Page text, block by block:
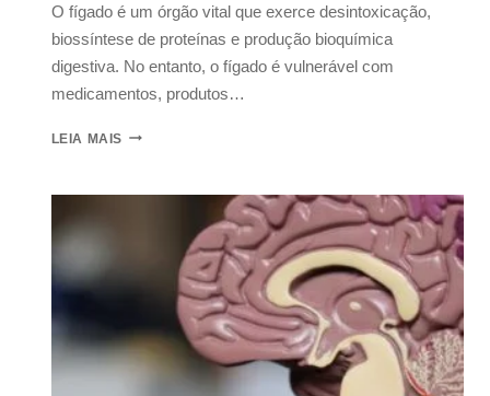
O fígado é um órgão vital que exerce desintoxicação,
biossíntese de proteínas e produção bioquímica
digestiva. No entanto, o fígado é vulnerável com
medicamentos, produtos…
LEIA MAIS